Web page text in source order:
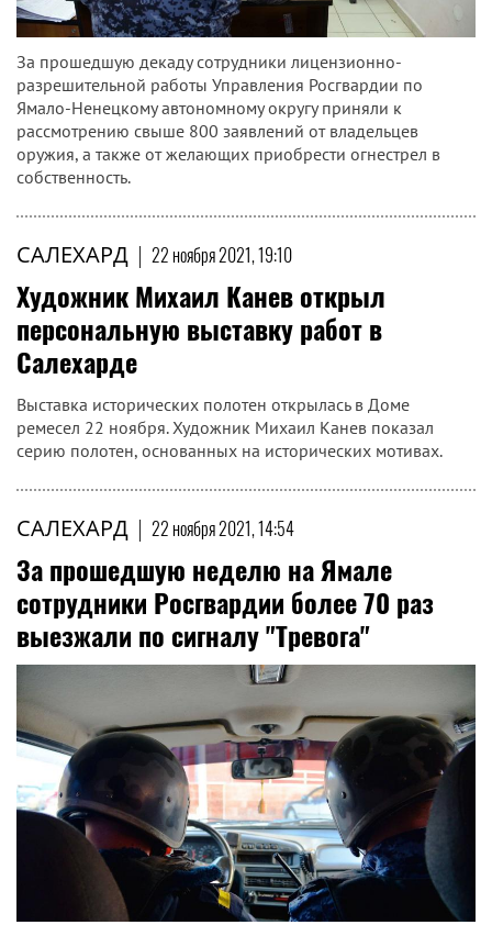
За прошедшую декаду сотрудники лицензионно-
разрешительной работы Управления Росгвардии по
Ямало-Ненецкому автономному округу приняли к
рассмотрению свыше 800 заявлений от владельцев
оружия, а также от желающих приобрести огнестрел в
собственность.
САЛЕХАРД | 22 ноября 2021, 19:10
Художник Михаил Канев открыл
персональную выставку работ в
Салехарде
Выставка исторических полотен открылась в Доме
ремесел 22 ноября. Художник Михаил Канев показал
серию полотен, основанных на исторических мотивах.
САЛЕХАРД | 22 ноября 2021, 14:54
За прошедшую неделю на Ямале
сотрудники Росгвардии более 70 раз
выезжали по сигналу "Тревога"